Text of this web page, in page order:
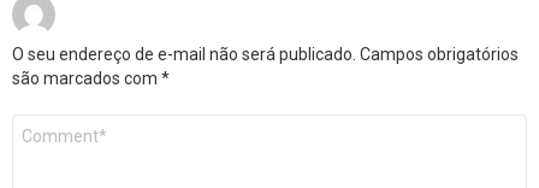
O seu endereço de e-mail não será publicado. Campos obrigatórios
são marcados com *
Comentário